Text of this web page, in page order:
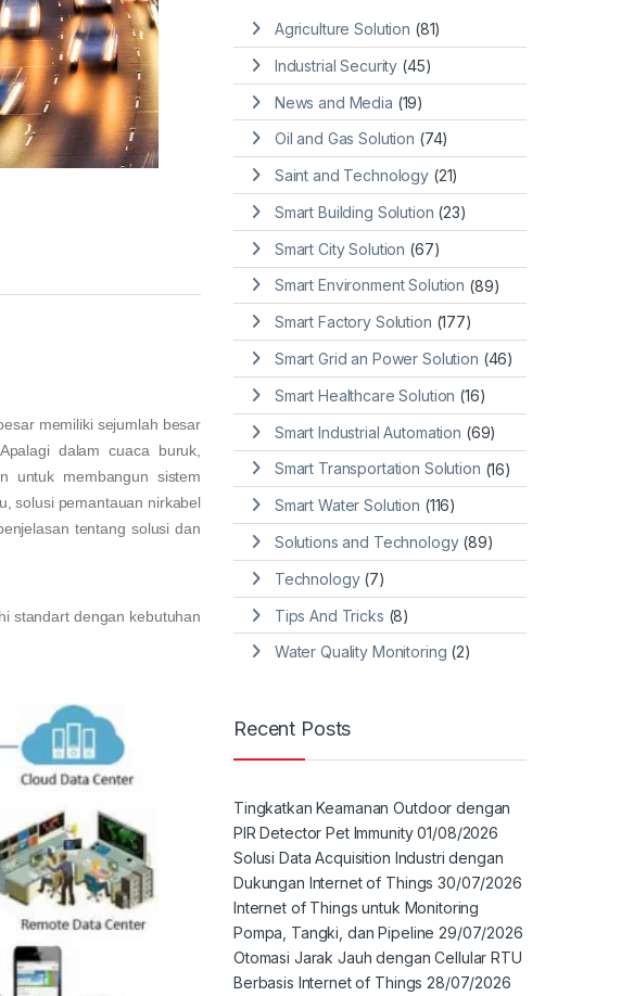
memiliki sejumlah besar
dalam cuaca buruk,
untuk membangun sistem
solusi pemantauan nirkabel
tentang solusi dan
standart dengan kebutuhan
Agriculture Solution (81)
Industrial Security (45)
News and Media (19)
Oil and Gas Solution (74)
Saint and Technology (21)
Smart Building Solution (23)
Smart City Solution (67)
Smart Environment Solution (89)
Smart Factory Solution (177)
Smart Grid an Power Solution (46)
Smart Healthcare Solution (16)
Smart Industrial Automation (69)
Smart Transportation Solution (16)
Smart Water Solution (116)
Solutions and Technology(89)
Technology(7)
Tips And Tricks (8)
Water Quality Monitoring (2)
Recent Posts
Tingkatkan Keamanan Outdoor dengan
PIR Detector Pet Immunity 01/08/2026
Solusi Data Acquisition Industri dengan
Dukungan Internet of Things 30/07/2026
Internet of Things untuk Monitoring
Pompa, Tangki, dan Pipeline 29/07/2026
Otomasi Jarak Jauh dengan Cellular RTU
Berbasis Internet of Things 28/07/2026